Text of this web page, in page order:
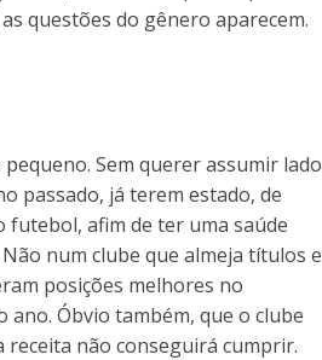
questões do gênero aparecem.
pequeno. Sem querer assumir lado
passado, já terem estado, de
futebol, afim de ter uma saúde
num clube que almeja títulos e
posições melhores no
Óbvio também, que o clube
não conseguirá cumprir.